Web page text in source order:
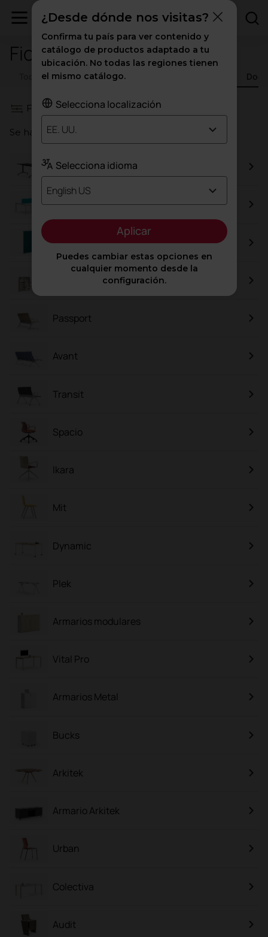
Fichas técnicas
Todos los recursos Catálogos
Filtros
Se han encontrado un total de resultados
Trama
Divisorias de sobremesa
Split
Passport
Avant
Transit
Spacio
Ikara
Mit
Dynamic
Plek
Armarios modulares
Vital Pro
Armarios Metal
Bucks
Arkitek
Armario Arkitek
Urban
Colectiva
Audit
¿Desde dónde nos visitas?
Confirma tu país para ver contenido y
catálogo de productos adaptado a tu
ubicación. No todas las regiones tienen
el mismo catálogo.
Selecciona localización
EE. UU.
Selecciona idioma
English US
Aplicar
Puedes cambiar estas opciones en
cualquier momento desde la
configuración.